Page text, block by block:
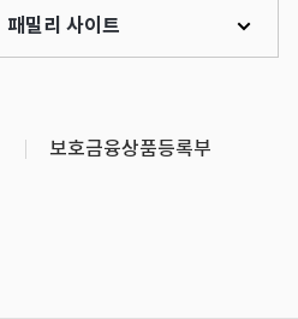
보호금융상품등록부
패밀리 사이트